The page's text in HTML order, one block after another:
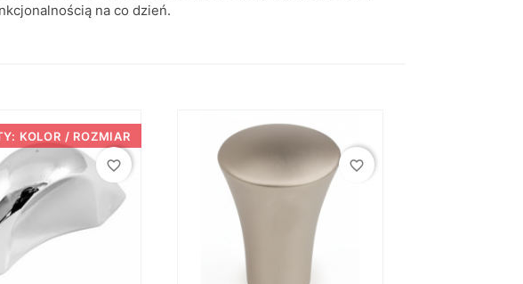
na co dzień.
KOLOR / ROZMIAR
favorite_border favorite_border